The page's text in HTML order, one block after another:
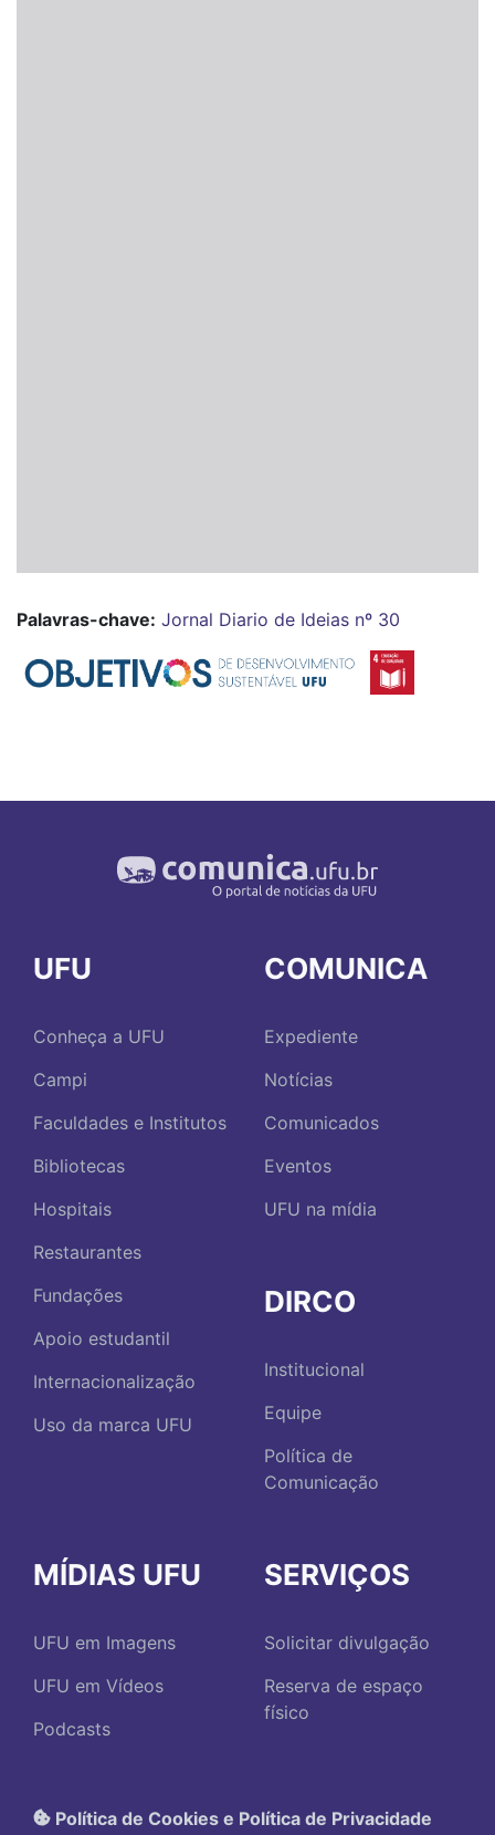
Palavras-chave: Jornal Diario de Ideias nº 30
UFU
Conheça a UFU
Campi
Faculdades e Institutos
Bibliotecas
Hospitais
Restaurantes
Fundações
Apoio estudantil
Internacionalização
Uso da marca UFU
COMUNICA
Expediente
Notícias
Comunicados
Eventos
UFU na mídia
DIRCO
Institucional
Equipe
Política de
Comunicação
MÍDIAS UFU
UFU em Imagens
UFU em Vídeos
Podcasts
SERVIÇOS
Solicitar divulgação
Reserva de espaço
físico
Política de Cookies e Política de Privacidade